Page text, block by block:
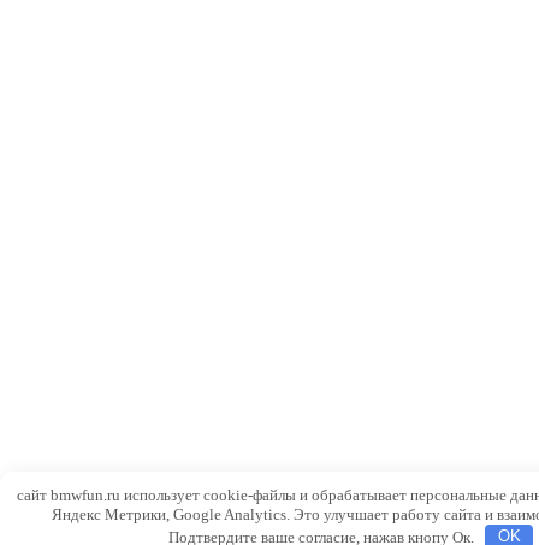
сайт bmwfun.ru использует cookie-файлы и обрабатывает персональные
Яндекс Метрики, Google Analytics. Это улучшает работу сайта и
Подтвердите ваше согласие, нажав кнопу Ок.
OK